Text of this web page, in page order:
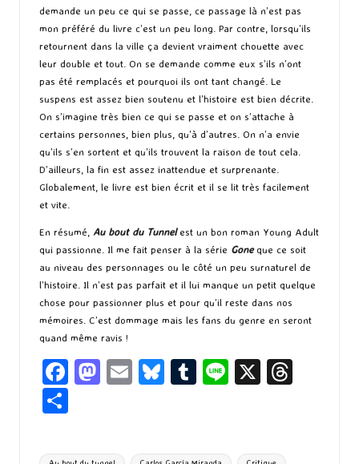
demande un peu ce qui se passe, ce passage là n’est pas
mon préféré du livre c’est un peu long. Par contre, lorsqu’ils
retournent dans la ville ça devient vraiment chouette avec
leur double et tout. On se demande comme eux s’ils n’ont
pas été remplacés et pourquoi ils ont tant changé. Le
suspens est assez bien soutenu et l’histoire est bien décrite.
On s’imagine très bien ce qui se passe et on s’attache à
certains personnes, bien plus, qu’à d’autres. On n’a envie
qu’ils s’en sortent et qu’ils trouvent la raison de tout cela.
D’ailleurs, la fin est assez inattendue et surprenante.
Globalement, le livre est bien écrit et il se lit très facilement
et vite.
En résumé, Au bout du Tunnelest un bon roman Young Adult
qui passionne. Il me fait penser à la série Gone que ce soit
au niveau des personnages ou le côté un peu surnaturel de
l’histoire. Il n’est pas parfait et il lui manque un petit quelque
chose pour passionner plus et pour qu’il reste dans nos
mémoires. C’est dommage mais les fans du genre en seront
quand même ravis !
Fa
o
M
d
E
l
Bl
ky
T
bl
Li X
ta
Tags: